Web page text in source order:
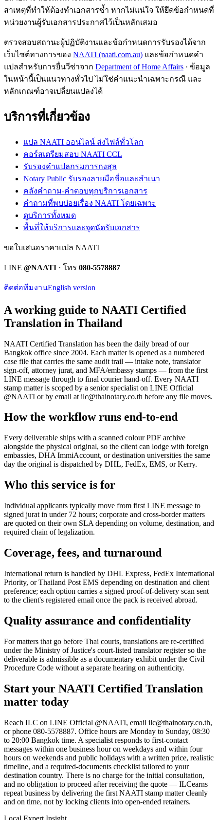
สาเหตุที่ทำให้ต้องทำเอกสารซ้ำ หากไม่แน่ใจ ให้ยึดข้อกำหนดที่
หน่วยงานผู้รับเอกสารประกาศไว้เป็นหลักเสมอ
ตรวจสอบสถานะผู้ปฏิบัติงานและข้อกำหนดการรับรองได้จาก
เว็บไซต์ทางการของ NAATI (naati.com.au) และข้อกำหนดคำ
แปลสำหรับการยื่นวีซ่าจาก Department of Home Affairs · ข้อมูล
ในหน้านี้เป็นแนวทางทั่วไป ไม่ใช่คำแนะนำเฉพาะกรณี และ
หลักเกณฑ์อาจเปลี่ยนแปลงได้
บริการที่เกี่ยวข้อง
แปล NAATI ออนไลน์ ส่งไฟล์ทั่วโลก
คอร์สเตรียมสอบ NAATI CCL
รับรองคำแปลกรมการกงสุล
Notary Public รับรองลายมือชื่อและสำเนา
คลังคำถาม-คำตอบทุกบริการเอกสาร
คำถามที่พบบ่อยเรื่อง NAATI โดยเฉพาะ
ดูบริการทั้งหมด
พื้นที่ให้บริการและจุดนัดรับเอกสาร
ขอใบเสนอราคาแปล NAATI
LINE @NAATI · โทร 080-5578887
ติดต่อทีมงานEnglish version
A working guide to NAATI Certified
Translation in Thailand
NAATI Certified Translation has been the daily bread of our
Bangkok office since 2004. Each matter is opened as a numbered
case file that carries the same audit trail — intake note, translator
sign-off, attorney jurat, and MFA/embassy stamps — from the first
LINE message through to final courier hand-off. Every NAATI
stamp matter is scoped by a senior specialist on LINE Official
@NAATI or by email at ilc@thainotary.co.th before any file moves.
How the workflow runs end-to-end
Every deliverable ships with a scanned colour PDF archive
alongside the physical original, so the client can lodge with foreign
embassies, DHA ImmiAccount, or destination universities the same
day the original is dispatched by DHL, FedEx, EMS, or Kerry.
Who this service is for
Individual applicants typically move from first LINE message to
signed jurat in under 72 hours; corporate and cross-border matters
are quoted on their own SLA depending on volume, destination, and
required chain of legalization.
Coverage, fees, and turnaround
International return is handled by DHL Express, FedEx International
Priority, or Thailand Post EMS depending on destination and client
preference; each option carries a signed proof-of-delivery scan sent
to the client's registered email once the pack is received abroad.
Quality assurance and confidentiality
For matters that go before Thai courts, translations are re-certified
under the Ministry of Justice's court-listed translator register so the
deliverable is admissible as a documentary exhibit under the Civil
Procedure Code without a separate hearing on authenticity.
Start your NAATI Certified Translation
matter today
Reach ILC on LINE Official @NAATI, email ilc@thainotary.co.th,
or phone 080-5578887. Office hours are Monday to Sunday, 08:30
to 20:00 Bangkok time. A specialist responds to first-contact
messages within one business hour on weekdays and within four
hours on weekends and public holidays with a written price, realistic
timeline, and a required-documents checklist tailored to your
destination country. There is no charge for the initial consultation,
and no obligation to proceed after receiving the quote — ILCearns
repeat business by delivering the first NAATI stamp matter cleanly
and on time, not by locking clients into open-ended retainers.
Local Expert Insight